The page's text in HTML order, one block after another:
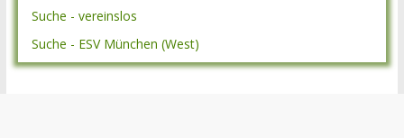
Suche - vereinslos
Suche - ESV München (West)